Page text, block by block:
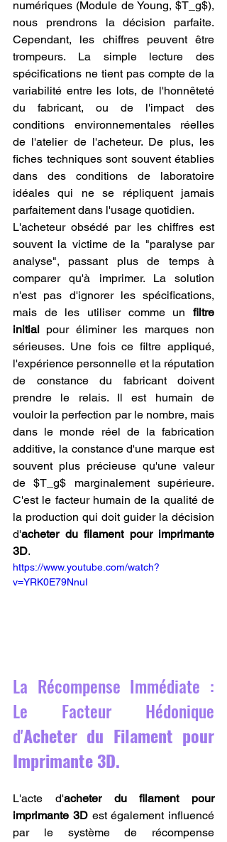
numériques (Module de Young, $T_g$),
nous prendrons la décision parfaite.
Cependant, les chiffres peuvent être
trompeurs. La simple lecture des
spécifications ne tient pas compte de la
variabilité entre les lots, de l'honnêteté
du fabricant, ou de l'impact des
conditions environnementales réelles
de l'atelier de l'acheteur. De plus, les
fiches techniques sont souvent établies
dans des conditions de laboratoire
idéales qui ne se répliquent jamais
parfaitement dans l'usage quotidien.
L'acheteur obsédé par les chiffres est
souvent la victime de la "paralyse par
analyse", passant plus de temps à
comparer qu'à imprimer. La solution
n'est pas d'ignorer les spécifications,
mais de les utiliser comme un filtre
initial pour éliminer les marques non
sérieuses. Une fois ce filtre appliqué,
l'expérience personnelle et la réputation
de constance du fabricant doivent
prendre le relais. Il est humain de
vouloir la perfection par le nombre, mais
dans le monde réel de la fabrication
additive, la constance d'une marque est
souvent plus précieuse qu'une valeur
de $T_g$ marginalement supérieure.
C'est le facteur humain de la qualité de
la production qui doit guider la décision
d'acheter du filament pour imprimante
3D.
https://www.youtube.com/watch?
v=YRK0E79NnuI
La Récompense Immédiate :
Le Facteur Hédonique
d'Acheter du Filament pour
Imprimante 3D.
L'acte d'acheter du filament pour
imprimante 3D est également influencé
par le système de récompense